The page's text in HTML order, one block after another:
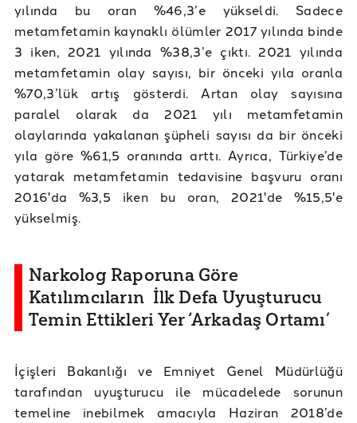
yılında bu oran %46,3’e yükseldi. Sadece
metamfetamin kaynaklı ölümler 2017 yılında binde
3 iken, 2021 yılında %38,3’e çıktı. 2021 yılında
metamfetamin olay sayısı, bir önceki yıla oranla
%70,3’lük artış gösterdi. Artan olay sayısına
paralel olarak da 2021 yılı metamfetamin
olaylarında yakalanan şüpheli sayısı da bir önceki
yıla göre %61,5 oranında arttı. Ayrıca, Türkiye’de
yatarak metamfetamin tedavisine başvuru oranı
2016'da %3,5 iken bu oran, 2021'de %15,5'e
yükselmiş.
Narkolog Raporuna Göre
Katılımcıların İlk Defa Uyuşturucu
Temin Ettikleri Yer ‘Arkadaş Ortamı’
İçişleri Bakanlığı ve Emniyet Genel Müdürlüğü
tarafından uyuşturucu ile mücadelede sorunun
temeline inebilmek amacıyla Haziran 2018’de